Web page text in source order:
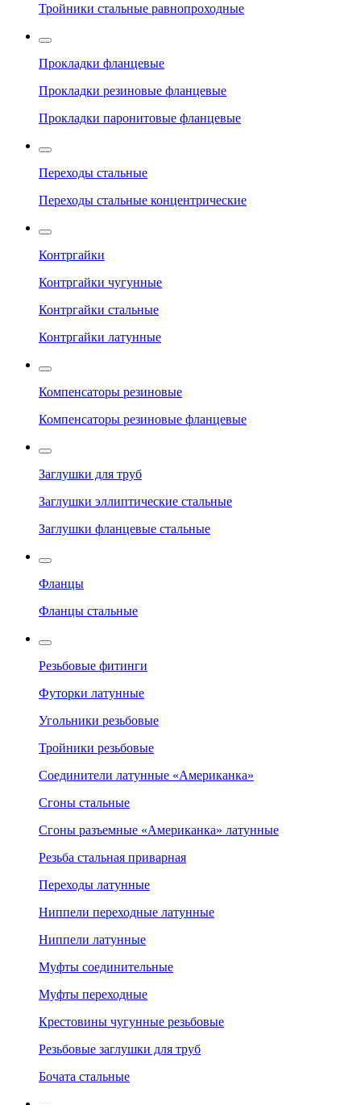
Тройники стальные равнопроходные
Прокладки фланцевые
Прокладки резиновые фланцевые
Прокладки паронитовые фланцевые
Переходы стальные
Переходы стальные концентрические
Контргайки
Контргайки чугунные
Контргайки стальные
Контргайки латунные
Компенсаторы резиновые
Компенсаторы резиновые фланцевые
Заглушки для труб
Заглушки эллиптические стальные
Заглушки фланцевые стальные
Фланцы
Фланцы стальные
Резьбовые фитинги
Футорки латунные
Угольники резьбовые
Тройники резьбовые
Соединители латунные «Американка»
Сгоны стальные
Сгоны разъемные «Американка» латунные
Резьба стальная приварная
Переходы латунные
Ниппели переходные латунные
Ниппели латунные
Муфты соединительные
Муфты переходные
Крестовины чугунные резьбовые
Резьбовые заглушки для труб
Бочата стальные